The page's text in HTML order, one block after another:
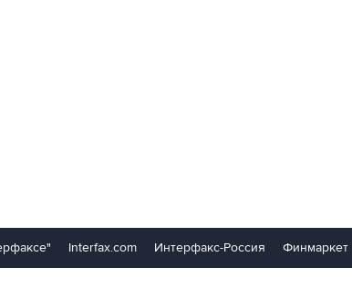
Interfax.com Интерфакс-Россия Финмаркет